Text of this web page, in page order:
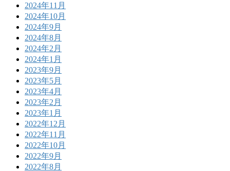
2024年11月
2024年10月
2024年9月
2024年8月
2024年2月
2024年1月
2023年9月
2023年5月
2023年4月
2023年2月
2023年1月
2022年12月
2022年11月
2022年10月
2022年9月
2022年8月